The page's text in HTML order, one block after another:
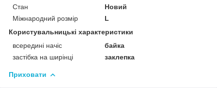
Стан
Новий
Міжнародний розмір
L
Користувальницькі характеристики
всередині начіс
байка
застібка на ширінці
заклепка
Приховати